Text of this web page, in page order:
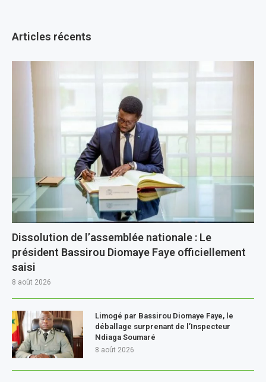
Articles récents
Dissolution de l’assemblée nationale : Le
président Bassirou Diomaye Faye officiellement
saisi
8 août 2026
Limogé par Bassirou Diomaye Faye, le
déballage surprenant de l’Inspecteur
Ndiaga Soumaré
8 août 2026